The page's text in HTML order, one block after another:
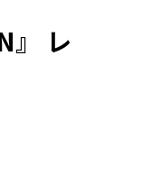
』 レ